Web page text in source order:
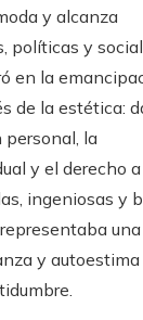
y alcanza
políticas y
en la
de la estética:
personal, la
y el derecho a
ingeniosas y
una
y autoestima